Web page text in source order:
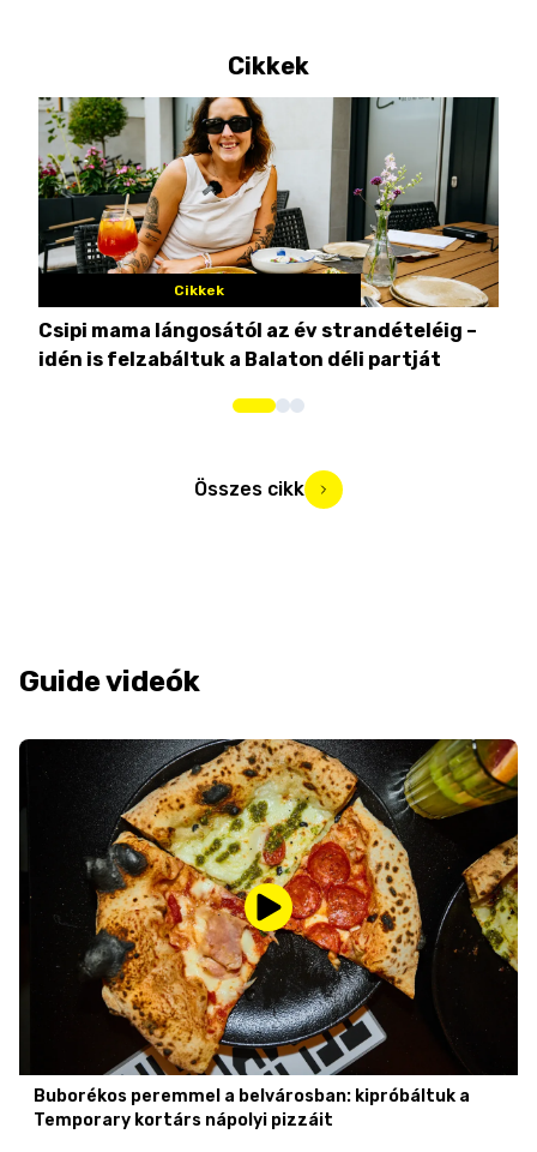
Cikkek
Cikkek
Csipi mama lángosától az év strandételéig –
idén is felzabáltuk a Balaton déli partját
Összes cikk
Guide videók
Buborékos peremmel a belvárosban: kipróbáltuk a
Temporary kortárs nápolyi pizzáit